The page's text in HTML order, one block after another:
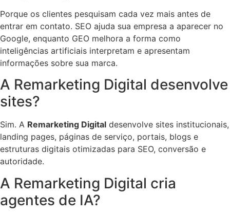
Porque os clientes pesquisam cada vez mais antes de
entrar em contato. SEO ajuda sua empresa a aparecer no
Google, enquanto GEO melhora a forma como
inteligências artificiais interpretam e apresentam
informações sobre sua marca.
A Remarketing Digital desenvolve
sites?
Sim. A Remarketing Digital desenvolve sites institucionais,
landing pages, páginas de serviço, portais, blogs e
estruturas digitais otimizadas para SEO, conversão e
autoridade.
A Remarketing Digital cria
agentes de IA?